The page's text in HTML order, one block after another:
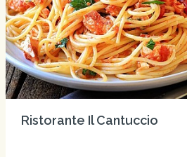
Ristorante Il Cantuccio